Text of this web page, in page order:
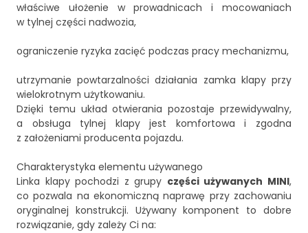
właściwe ułożenie w prowadnicach i mocowaniach
w tylnej części nadwozia,
ograniczenie ryzyka zacięć podczas pracy mechanizmu,
utrzymanie powtarzalności działania zamka klapy przy
wielokrotnym użytkowaniu.
Dzięki temu układ otwierania pozostaje przewidywalny,
a obsługa tylnej klapy jest komfortowa i zgodna
z założeniami producenta pojazdu.
Charakterystyka elementu używanego
Linka klapy pochodzi z grupy części używanych MINI,
co pozwala na ekonomiczną naprawę przy zachowaniu
oryginalnej konstrukcji. Używany komponent to dobre
rozwiązanie, gdy zależy Ci na: